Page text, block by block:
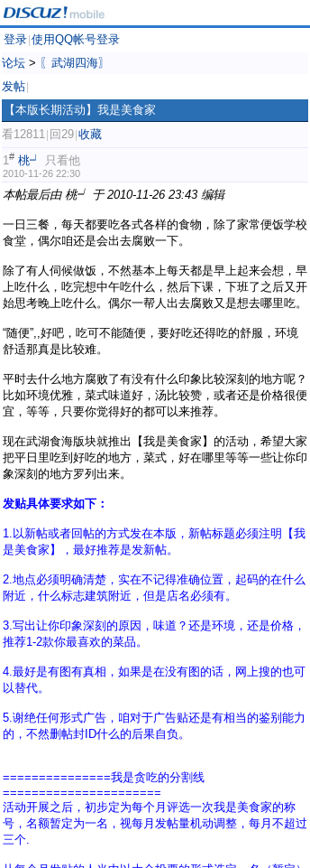
登录 使用QQ帐号登录
论坛 > 〖武湖四海〗
发帖
【本版长期活动】我是美食家
看12811 回29 收藏
1# 桃┙ 只看他
2010-11-26 22:30
本帖最后由 桃┙ 于 2010-11-26 23:43 编辑
一日三餐，每天都要吃各式各样的食物，除了家常便饭学校
食堂，偶尔咱还是会出去腐败一下。
除了有人伺候做饭，不然基本上每天都是早上起来会想，早
上吃什么，吃完想中午吃什么，然后下课，下班了之后又开
始思考晚上吃什么。偶尔一帮人出去腐败又是想去哪里吃。
“随便”,,好吧，吃可不能随便，要好吃还得吃的舒服，环境
舒适那真是比较难。
平时去什么地方腐败了有没有什么印象比较深刻的地方呢？
比如环境优雅，菜式味道好，汤比较赞，或者还是价格很便
宜，等等，只要你觉得好的都可以来推荐。
现在武湖食海版块就推出【我是美食家】的活动，希望大家
把平日里吃到好吃的地方，菜式，好在哪里等等一些让你印
象深刻的地方罗列出来。
发贴具体要求如下：
1.以新帖或者回帖的方式发在本版，新帖标题必须注明【我
是美食家】，最好推荐是发新帖。
2.地点必须明确清楚，实在不记得准确位置，起码的在什么
附近，什么标志建筑附近，但是店名必须有。
3.写出让你印象深刻的原因，味道？还是环境，还是价格，
推荐1-2款你最喜欢的菜品。
4.最好是有图有真相，如果是在没有图的话，网上搜的也可
以替代。
5.谢绝任何形式广告，咱对于广告贴还是有相当的鉴别能力
的，不然删帖封ID什么的后果自负。
===============我是贪吃的分割线
======================
活动开展之后，初步定为每个月评选一次我是美食家的称
号，名额暂定为一名，视每月发帖量机动调整，每月不超过
三个.